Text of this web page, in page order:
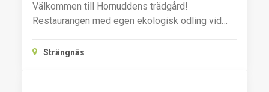
Välkommen till Hornuddens trädgård!
Restaurangen med egen ekologisk odling vid…
Strängnäs